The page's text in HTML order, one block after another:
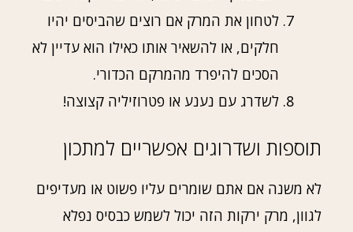
לטחון את המרק אם רוצים שהביסים יהיו
חלקים, או להשאיר אותו כאילו הוא עדיין לא
הסכים להיפרד מהמרקם הכדורי.
לשדרג עם נענע או פטרוזיליה קצוצה!
תוספות ושדרוגים אפשריים למתכון
לא משנה אם אתם שומרים עליו פשוט או מעדיפים
לגוון, מרק ירקות הזה יכול לשמש כבסיס נפלא